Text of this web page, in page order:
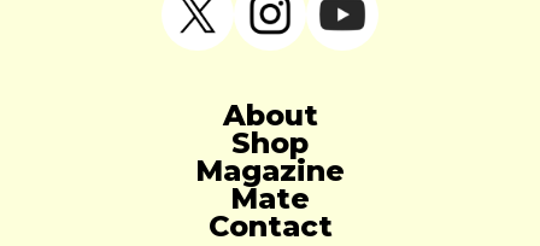
About
Shop
Magazine
Mate
Contact